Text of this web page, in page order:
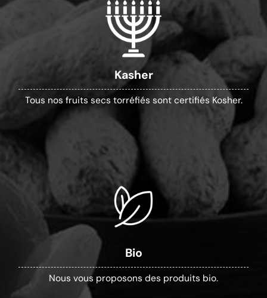
Kasher
Tous nos fruits secs torréfiés sont certifiés Kosher.
Bio
Nous vous proposons des produits bio.